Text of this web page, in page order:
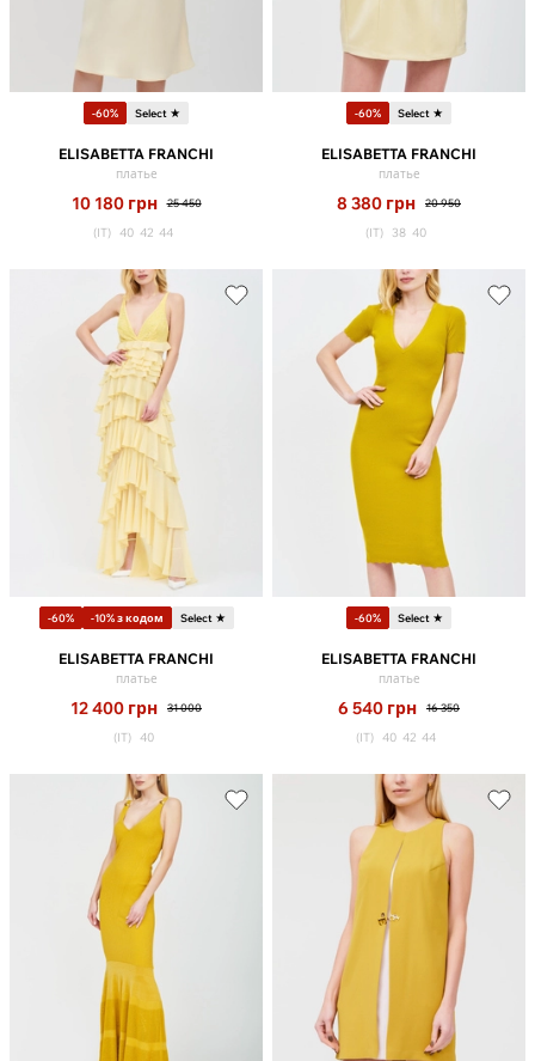
-60% Select ★
ELISABETTA FRANCHI
платье
10 180 грн 25 450
(IT) 40 42 44
-60% Select ★
ELISABETTA FRANCHI
платье
8 380 грн 20 950
(IT) 38 40
-60% -10% з кодом Select ★
ELISABETTA FRANCHI
платье
12 400 грн 31 000
(IT) 40
-60% Select ★
ELISABETTA FRANCHI
платье
6 540 грн 16 350
(IT) 40 42 44